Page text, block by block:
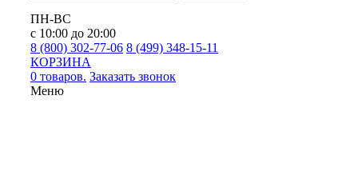
ПН-ВС
с 10:00 до 20:00
8 (800) 302-77-06 8 (499) 348-15-11
КОРЗИНА
0 товаров. Заказать звонок
Меню